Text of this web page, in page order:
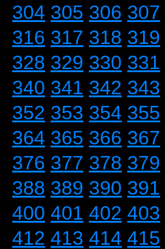
304 305 306 307
316 317 318 319
328 329 330 331
340 341 342 343
352 353 354 355
364 365 366 367
376 377 378 379
388 389 390 391
400 401 402 403
412 413 414 415